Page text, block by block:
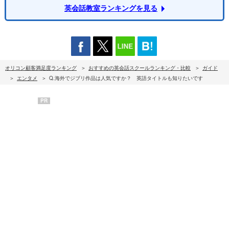
英会話教室ランキングを見る
オリコン顧客満足度ランキング おすすめの英会話スクールランキング・比較
ガイド
エンタメ
Q.海外でジブリ作品は人気ですか？ 英語タイトルも知りたいです
PR